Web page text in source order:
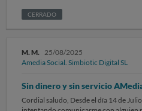
Contestan con evasivas. Mareando
CERRADO
M. M. 25/08/2025
Amedia Social. Simbiotic Digital SL
Sin dinero y sin servicio
Cordial saludo, Desde el día 14 de Julio hice un pedido, pedido, sigo